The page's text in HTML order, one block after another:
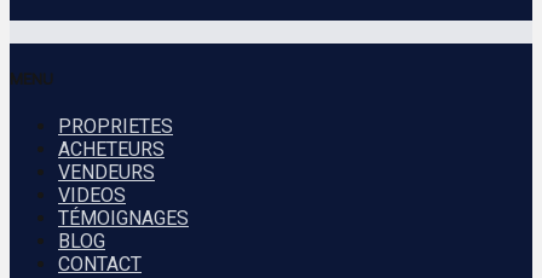
MENU
PROPRIETES
ACHETEURS
VENDEURS
VIDEOS
TÉMOIGNAGES
BLOG
CONTACT